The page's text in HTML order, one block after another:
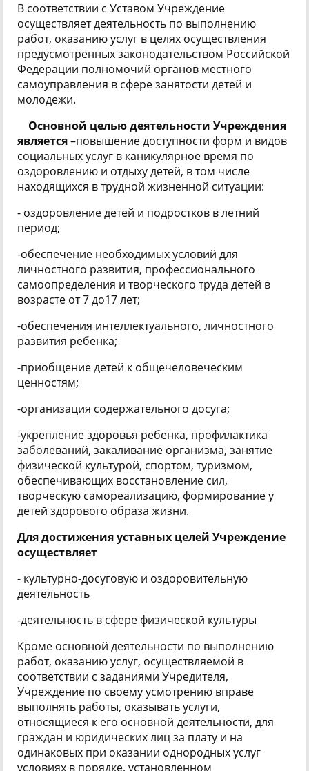
В соответствии с Уставом Учреждение
осуществляет деятельность по выполнению
работ, оказанию услуг в целях осуществления
предусмотренных законодательством Российской
Федерации полномочий органов местного
самоуправления в сфере занятости детей и
молодежи.
Основной целью деятельности Учреждения
является–повышение доступности форм и видов
социальных услуг в каникулярное время по
оздоровлению и отдыху детей, в том числе
находящихся в трудной жизненной ситуации:
- оздоровление детей и подростков в летний
период;
-обеспечение необходимых условий для
личностного развития, профессионального
самоопределения и творческого труда детей в
возрасте от 7 до17 лет;
-обеспечения интеллектуального, личностного
развития ребенка;
-приобщение детей к общечеловеческим
ценностям;
-организация содержательного досуга;
-укрепление здоровья ребенка, профилактика
заболеваний, закаливание организма, занятие
физической культурой, спортом, туризмом,
обеспечивающих восстановление сил,
творческую самореализацию, формирование у
детей здорового образа жизни.
Для достижения уставных целей Учреждение
осуществляет
- культурно-досуговую и оздоровительную
деятельность
-деятельность в сфере физической культуры
Кроме основной деятельности по выполнению
работ, оказанию услуг, осуществляемой в
соответствии с заданиями Учредителя,
Учреждение по своему усмотрению вправе
выполнять работы, оказывать услуги,
относящиеся к его основной деятельности, для
граждан и юридических лиц за плату и на
одинаковых при оказании однородных услуг
условиях в порядке, установленном